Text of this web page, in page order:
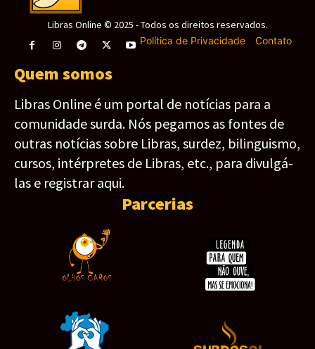
Libras Online © 2025 - Todos os direitos reservados.
Política de Privacidade- Contato
Quem somos
Libras Online é um portal de notícias para a
comunidade surda. Nós pegamos as fontes de
outras notícias sobre Libras, surdez, bilinguismo,
cursos, intérpretes de Libras, etc., para divulgá-
las e registrar aqui.
Parcerias